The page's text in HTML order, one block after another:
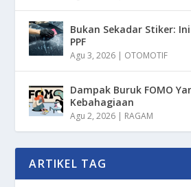
Bukan Sekadar Stiker:
PPF
Agu 3, 2026 | OTOMOTIF
Dampak Buruk FOMO
Kebahagiaan
Agu 2, 2026 | RAGAM
ARTIKEL TAG